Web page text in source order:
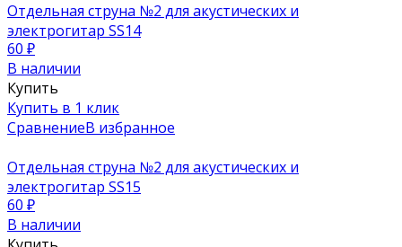
Отдельная струна №2 для акустических и
электрогитар SS14
60 ₽
В наличии
Купить
Купить в 1 клик
СравнениеВ избранное
Отдельная струна №2 для акустических и
электрогитар SS15
60 ₽
В наличии